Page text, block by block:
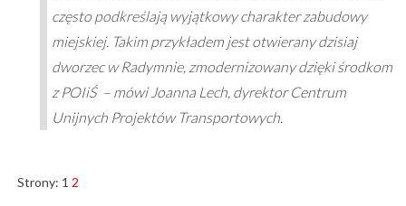
często podkreślają wyjątkowy charakter zabudowy
miejskiej. Takim przykładem jest otwierany dzisiaj
dworzec w Radymnie, zmodernizowany dzięki środkom
z POIiŚ – mówi Joanna Lech, dyrektor Centrum
Unijnych Projektów Transportowych.
Strony: 1 2